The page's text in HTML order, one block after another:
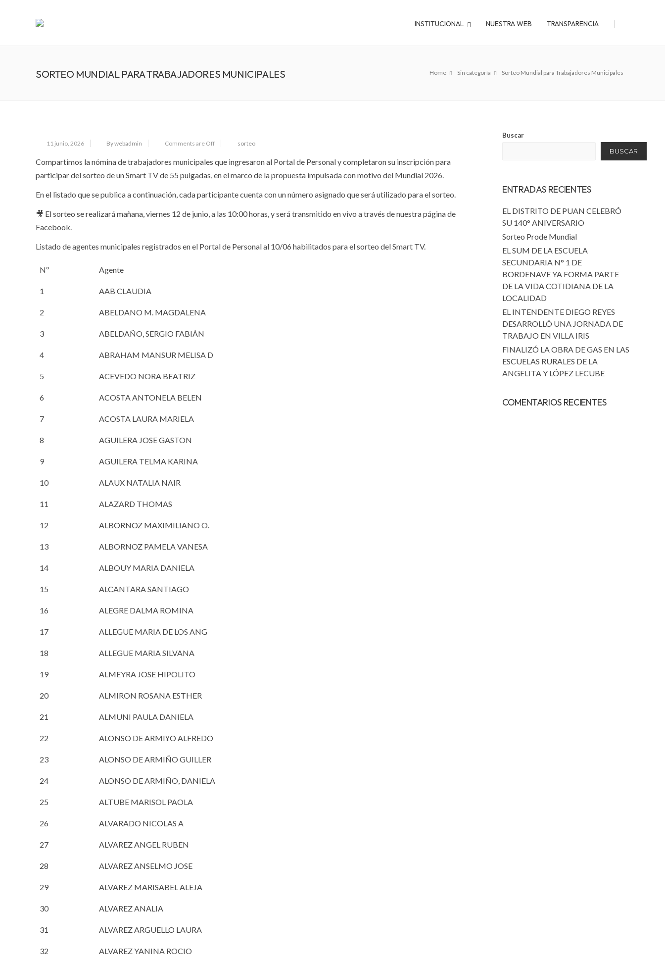
INSTITUCIONAL NUESTRA WEB TRANSPARENCIA |
Home Sin categoría Sorteo Mundial para Trabajadores Municipales
SORTEO MUNDIAL PARA TRABAJADORES MUNICIPALES
11 junio, 2026 By webadmin Comments are Off sorteo
Compartimos la nómina de trabajadores municipales que ingresaron al Portal de Personal y completaron su inscripción para
participar del sorteo de un Smart TV de 55 pulgadas, en el marco de la propuesta impulsada con motivo del Mundial 2026.
En el listado que se publica a continuación, cada participante cuenta con un número asignado que será utilizado para el sorteo.
🎥 El sorteo se realizará mañana, viernes 12 de junio, a las 10:00 horas, y será transmitido en vivo a través de nuestra página de
Facebook.
Listado de agentes municipales registrados en el Portal de Personal al 10/06 habilitados para el sorteo del Smart TV.
Nº Agente
1 AAB CLAUDIA
2 ABELDANO M. MAGDALENA
3 ABELDAÑO, SERGIO FABIÁN
4 ABRAHAM MANSUR MELISA D
5 ACEVEDO NORA BEATRIZ
6 ACOSTA ANTONELA BELEN
7 ACOSTA LAURA MARIELA
8 AGUILERA JOSE GASTON
9 AGUILERA TELMA KARINA
10 ALAUX NATALIA NAIR
11 ALAZARD THOMAS
12 ALBORNOZ MAXIMILIANO O.
13 ALBORNOZ PAMELA VANESA
14 ALBOUY MARIA DANIELA
15 ALCANTARA SANTIAGO
16 ALEGRE DALMA ROMINA
17 ALLEGUE MARIA DE LOS ANG
18 ALLEGUE MARIA SILVANA
19 ALMEYRA JOSE HIPOLITO
20 ALMIRON ROSANA ESTHER
21 ALMUNI PAULA DANIELA
22 ALONSO DE ARMI¥O ALFREDO
23 ALONSO DE ARMIÑO GUILLER
24 ALONSO DE ARMIÑO, DANIELA
25 ALTUBE MARISOL PAOLA
26 ALVARADO NICOLAS A
27 ALVAREZ ANGEL RUBEN
28 ALVAREZ ANSELMO JOSE
29 ALVAREZ MARISABEL ALEJA
30 ALVAREZ ANALIA
31 ALVAREZ ARGUELLO LAURA
32 ALVAREZ YANINA ROCIO
Buscar
BUSCAR
ENTRADAS RECIENTES
EL DISTRITO DE PUAN CELEBRÓ
SU 140° ANIVERSARIO
Sorteo Prode Mundial
EL SUM DE LA ESCUELA
SECUNDARIA N° 1 DE
BORDENAVE YA FORMA PARTE
DE LA VIDA COTIDIANA DE LA
LOCALIDAD
EL INTENDENTE DIEGO REYES
DESARROLLÓ UNA JORNADA DE
TRABAJO EN VILLA IRIS
FINALIZÓ LA OBRA DE GAS EN LAS
ESCUELAS RURALES DE LA
ANGELITA Y LÓPEZ LECUBE
COMENTARIOS RECIENTES